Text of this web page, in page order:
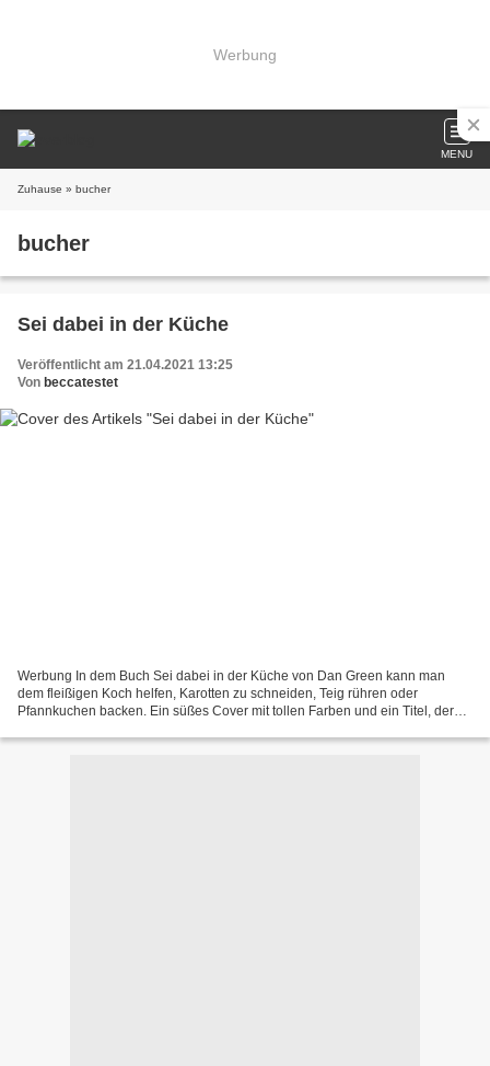
Werbung
MENU
Zuhause » bucher
bucher
Sei dabei in der Küche
Veröffentlicht am 21.04.2021 13:25
Von beccatestet
Werbung In dem Buch Sei dabei in der Küche von Dan Green kann man
dem fleißigen Koch helfen, Karotten zu schneiden, Teig rühren oder
Pfannkuchen backen. Ein süßes Cover mit tollen Farben und ein Titel, der